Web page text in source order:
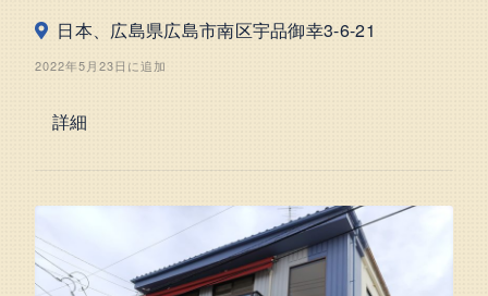
日本、広島県広島市南区宇品御幸3-6-21
2022年5月23日に追加
詳細